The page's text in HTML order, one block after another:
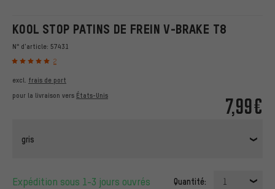
KOOL STOP PATINS DE FREIN V-BRAKE T8
N° d'article: 57431
2
7,99€
excl. frais de port
pour la livraison vers États-Unis
gris
Expédition sous 1-3 jours ouvrés Quantité: 1